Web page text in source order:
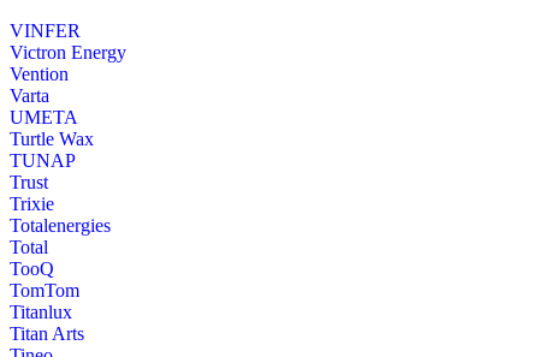
VINFER
Victron Energy
Vention
Varta
UMETA
Turtle Wax
TUNAP
Trust
Trixie
Totalenergies
Total
TooQ
TomTom
Titanlux
Titan Arts